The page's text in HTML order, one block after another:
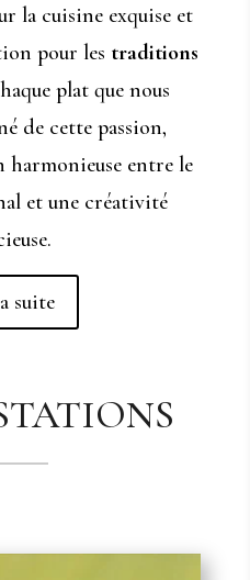
la cuisine exquise et
pour les traditions
plat que nous
de cette passion,
harmonieuse entre le
et une créativité
suite